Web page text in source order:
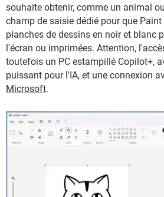
souhaite obtenir, comme un animal
champ de saisie dédié pour que
planches de dessins en noir et blanc
l'écran ou imprimées. Attention,
toutefois un PC estampillé Copilot+,
puissant pour l'IA, et une connexion
Microsoft.